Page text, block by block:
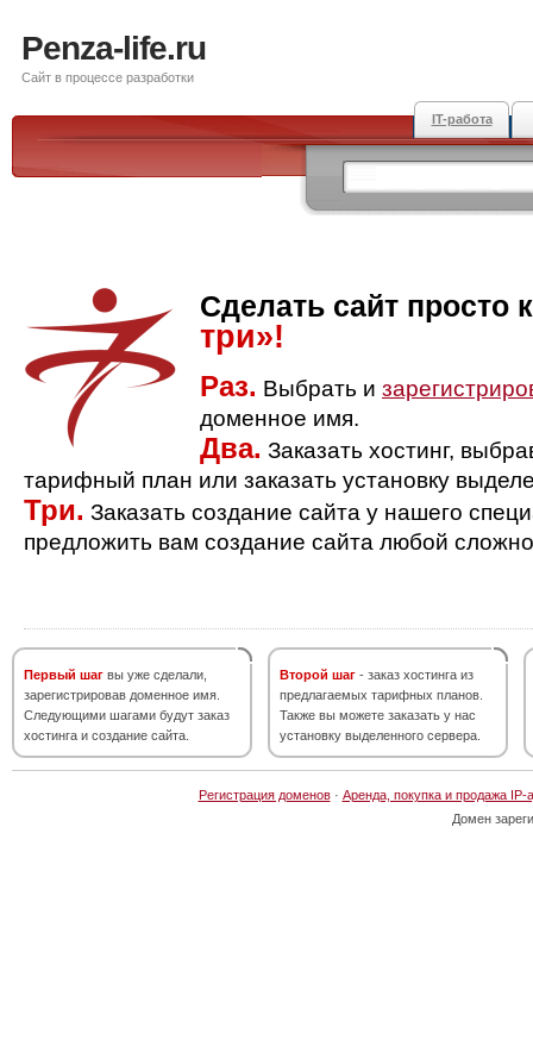
Penza-life.ru
Сайт в процессе разработки
IT-работа
Сделать сайт просто
три»!
Раз. Выбрать и
доменное имя.
Два. Заказать хостинг,
тарифный план или заказать установку
Три. Заказать создание сайта у нашего
предложить вам создание сайта любой
Первый шаг вы уже сделали,
зарегистрировав доменное имя.
Следующими шагами будут заказ
хостинга и создание сайта.
Второй шаг - заказ хостинга из
предлагаемых тарифных планов.
Также вы можете заказать у нас
установку выделенного сервера.
Регистрация доменов· Аренда, покупка и продажа IP-
Домен